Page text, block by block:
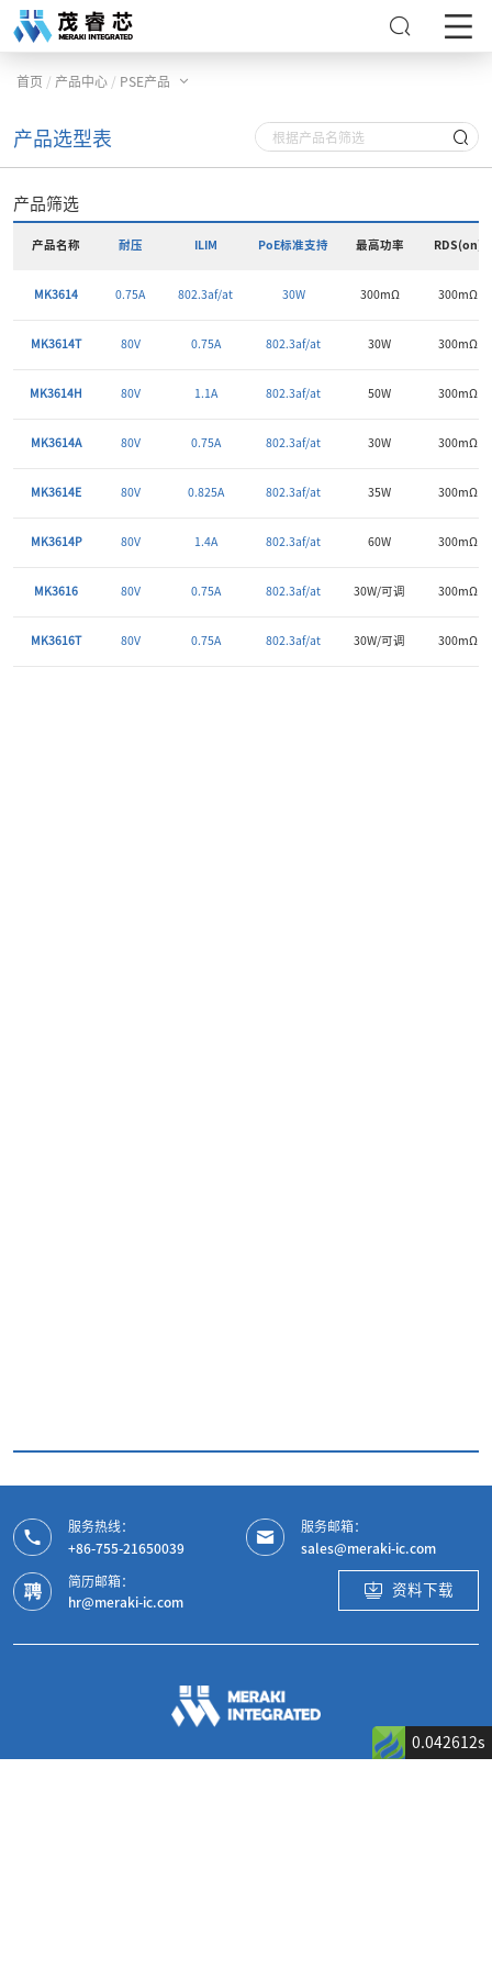
首页 / 产品中心 / PSE产品
产品选型表
产品筛选
产品名称 耐压 ILIM PoE标准支持 最高功率 RDS(on)
MK3614 0.75A 802.3af/at 30W 300mΩ 300mΩ
MK3614T 80V 0.75A 802.3af/at 30W 300mΩ
MK3614H 80V 1.1A 802.3af/at 50W 300mΩ
MK3614A 80V 0.75A 802.3af/at 30W 300mΩ
MK3614E 80V 0.825A 802.3af/at 35W 300mΩ
MK3614P 80V 1.4A 802.3af/at 60W 300mΩ
MK3616 80V 0.75A 802.3af/at 30W/可调 300mΩ
MK3616T 80V 0.75A 802.3af/at 30W/可调 300mΩ
服务热线：
+86-755-21650039
服务邮箱：
sales@meraki-ic.com
简历邮箱：
hr@meraki-ic.com
资料下载
0.042612s